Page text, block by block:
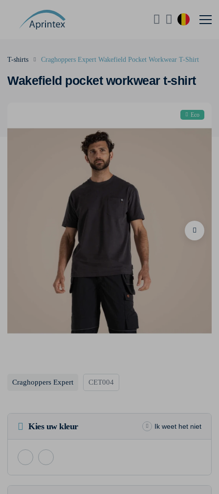
Wakefield pocket workwear t-shirt
T-shirts Craghoppers Expert Wakefield Pocket Workwear T-Shirt
Eco
Craghoppers Expert CET004
Kies uw kleur Ik weet het niet